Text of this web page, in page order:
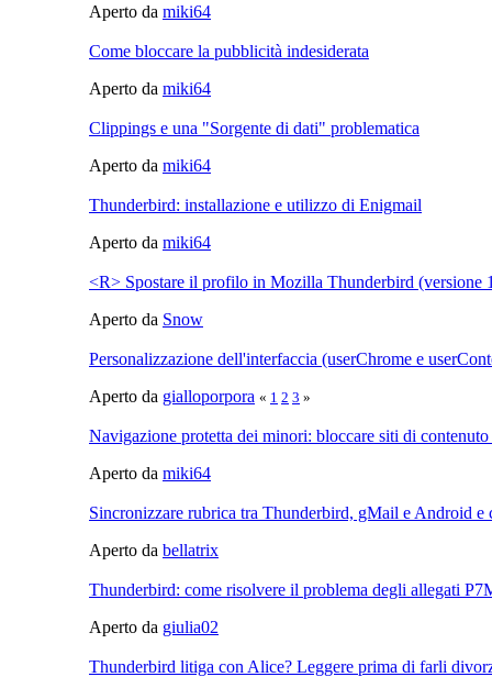
Aperto da miki64
Come bloccare la pubblicità indesiderata
Aperto da miki64
Clippings e una "Sorgente di dati" problematica
Aperto da miki64
Thunderbird: installazione e utilizzo di Enigmail
Aperto da miki64
<R> Spostare il profilo in Mozilla Thunderbird (versione
Aperto da Snow
Personalizzazione dell'interfaccia (userChrome e
Aperto da gialloporpora « 1 2 3 »
Navigazione protetta dei minori: bloccare siti di
Aperto da miki64
Sincronizzare rubrica tra Thunderbird, gMail e Android e
Aperto da bellatrix
Thunderbird: come risolvere il problema degli allegati
Aperto da giulia02
Thunderbird litiga con Alice? Leggere prima di farli